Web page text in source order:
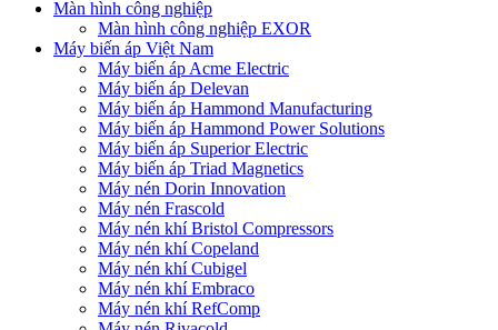
Màn hình công nghiệp
Màn hình công nghiệp EXOR
Máy biến áp Việt Nam
Máy biến áp Acme Electric
Máy biến áp Delevan
Máy biến áp Hammond Manufacturing
Máy biến áp Hammond Power Solutions
Máy biến áp Superior Electric
Máy biến áp Triad Magnetics
Máy nén Dorin Innovation
Máy nén Frascold
Máy nén khí Bristol Compressors
Máy nén khí Copeland
Máy nén khí Cubigel
Máy nén khí Embraco
Máy nén khí RefComp